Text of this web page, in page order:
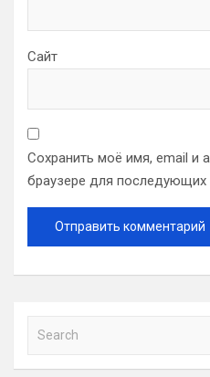
Сайт
Сохранить моё имя, email и
браузере для последующих
a